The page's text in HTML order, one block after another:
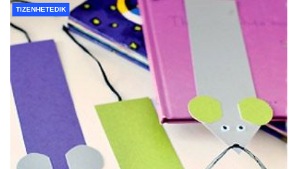
TIZENHETEDIK